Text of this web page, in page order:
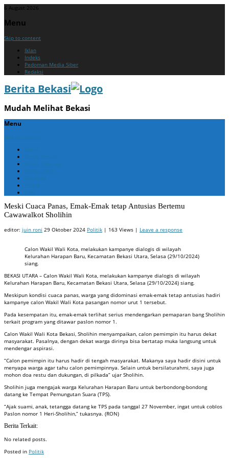
6 August 2026
Menu
Skip to content
Iklan
Indeks
Pedoman Media Siber
Redaksi
Berita Bekasi
Mudah Melihat Bekasi
Menu
Skip to content
Home
Berita Bekasi
Berita Cikarang
Berita Jabar
Nasional
Politik
ADV
Meski Cuaca Panas, Emak-Emak tetap Antusias Bertemu
Cawawalkot Sholihin
editor: juin roni 29 Oktober 2024 Politik | 163 Views | Leave a response
Calon Wakil Wali Kota, melakukan kampanye dialogis di wilayah
Kelurahan Harapan Baru, Kecamatan Bekasi Utara, Selasa (29/10/2024)
siang.
BEKASI UTARA – Calon Wakil Wali Kota, melakukan kampanye dialogis di wilayah
Kelurahan Harapan Baru, Kecamatan Bekasi Utara, Selasa (29/10/2024) siang.
Meskipun kondisi cuaca panas, warga yang didominasi emak-emak tetap antusias hadiri
kampanye calon Wakil Wali Kota pasangan nomor urut 1 tersebut.
Pada kesempatan itu, emak-emak terlihat serius mendengarkan pemaparan bang Sholihin
terkait program yang ditawar paslon nomor 1.
Calon Wakil Wali Kota Bekasi, Sholihin menyampaikan, calon pemimpin itu harus dekat
masyarakat. Pasalnya, dengan dekat warga dirinya bisa bertatap muka langsung untuk
mendengar aspirasi.
“Calon pemimpin itu harus hadir di tengah masyarakat. Makanya saya hadir disini untuk
menyapa warga agar tahu calon pemimpinnya. Selain untuk bersilaturahmi, saya juga
mohon doa restu dan dukungan, di pilkada” ujar Sholihin.
Sholihin juga mengajak warga Kelurahan Harapan Baru untuk berbondong-bondong
datang ke Tempat Pemungutan Suara (TPS).
“Ajak suami, anak, tetangga datang ke TPS pada tanggal 27 November, ingat untuk coblos
Paslon nomor 1 Heri-Sholihin,” tukasnya. (RON)
Berita Terkait:
No related posts.
Posted in Politik